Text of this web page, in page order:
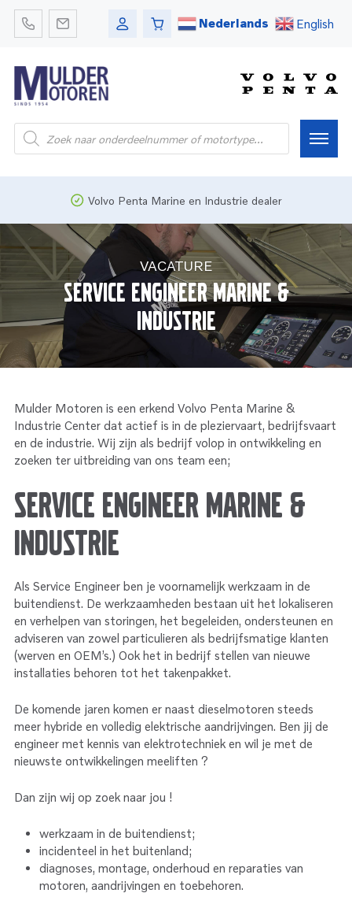
Nederlands English
Producten
zoeken
Webshop
Pleziervaart
Onderdelen
Service
Bedrijfsvaart
Service
Motoren
Onderdelen
Service
Service en onderhoud
Reman
Reman – Pleziervaart
Reman - Bedrijfsvaart
Volvo Penta Marine en Industrie dealer
VACATURE
Service Engineer Marine &
Industrie
Mulder Motoren is een erkend Volvo Penta Marine &
Industrie Center dat actief is in de pleziervaart, bedrijfsvaart
en de industrie. Wij zijn als bedrijf volop in ontwikkeling en
zoeken ter uitbreiding van ons team een;
Service Engineer Marine &
Industrie
Als Service Engineer ben je voornamelijk werkzaam in de
buitendienst. De werkzaamheden bestaan uit het lokaliseren
en verhelpen van storingen, het begeleiden, ondersteunen en
adviseren van zowel particulieren als bedrijfsmatige klanten
(werven en OEM’s.) Ook het in bedrijf stellen van nieuwe
installaties behoren tot het takenpakket.
De komende jaren komen er naast dieselmotoren steeds
meer hybride en volledig elektrische aandrijvingen. Ben jij de
engineer met kennis van elektrotechniek en wil je met de
nieuwste ontwikkelingen meeliften ?
Dan zijn wij op zoek naar jou !
werkzaam in de buitendienst;
incidenteel in het buitenland;
diagnoses, montage, onderhoud en reparaties van
motoren, aandrijvingen en toebehoren.